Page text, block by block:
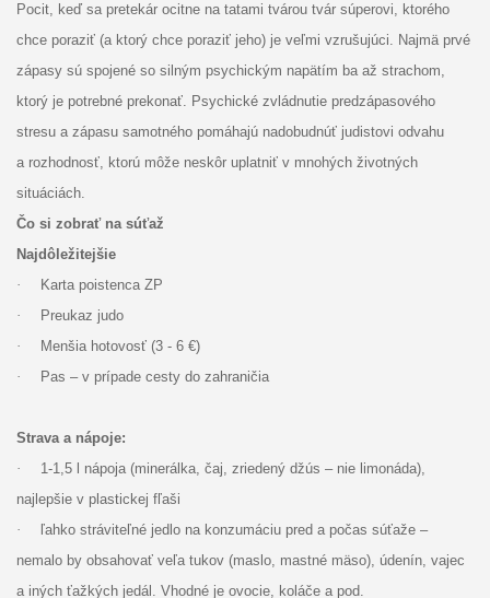
Pocit, keď sa pretekár ocitne na tatami tvárou tvár súperovi, ktorého
chce poraziť (a ktorý chce poraziť jeho) je veľmi vzrušujúci. Najmä prvé
zápasy sú spojené so silným psychickým napätím ba až strachom,
ktorý je potrebné prekonať. Psychické zvládnutie predzápasového
stresu a zápasu samotného pomáhajú nadobudnúť judistovi odvahu
a rozhodnosť, ktorú môže neskôr uplatniť v mnohých životných
situáciách.
Čo si zobrať na súťaž
Najdôležitejšie
·
Karta poistenca ZP
·
Preukaz judo
·
Menšia hotovosť (3 - 6 €)
·
Pas – v prípade cesty do zahraničia
Strava a nápoje:
·
1-1,5 l nápoja (minerálka, čaj, zriedený džús – nie limonáda),
najlepšie v plastickej fľaši
·
ľahko stráviteľné jedlo na konzumáciu pred a počas súťaže –
nemalo by obsahovať veľa tukov (maslo, mastné mäso), údenín, vajec
a iných ťažkých jedál. Vhodné je ovocie, koláče a pod.